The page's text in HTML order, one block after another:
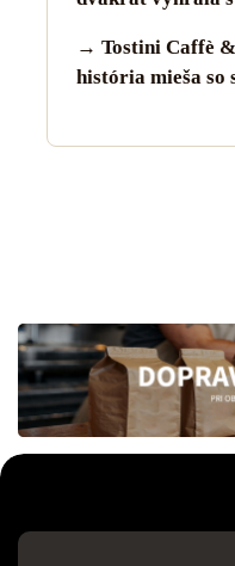
→ Tostini Caffè
história mieša so